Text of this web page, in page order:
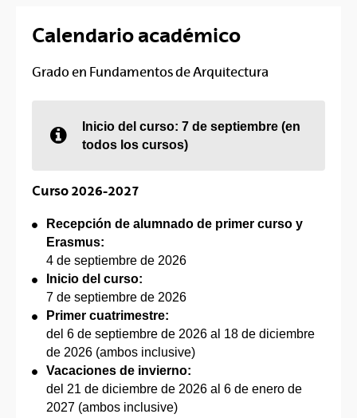
Calendario académico
Grado en Fundamentos de Arquitectura
Inicio del curso: 7 de septiembre (en
todos los cursos)
Curso 2026-2027
Recepción de alumnado de primer curso y
Erasmus:
4 de septiembre de 2026
Inicio del curso:
7 de septiembre de 2026
Primer cuatrimestre:
del 6 de septiembre de 2026 al 18 de diciembre
de 2026 (ambos inclusive)
Vacaciones de invierno:
del 21 de diciembre de 2026 al 6 de enero de
2027 (ambos inclusive)